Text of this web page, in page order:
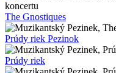
The Gnostiques
Prúdy riek Pezinok
Prúdy riek